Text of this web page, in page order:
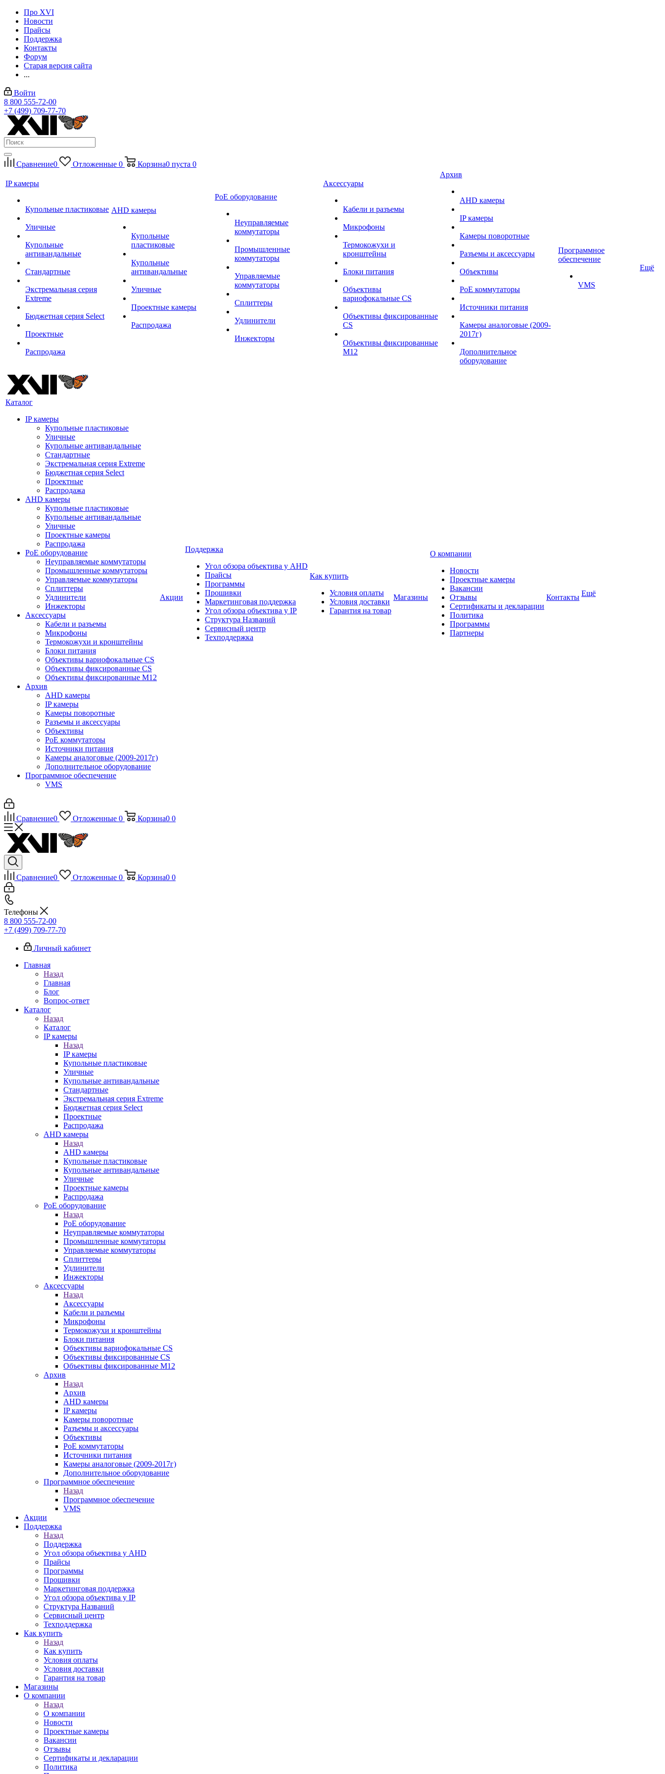
Про XVI
Новости
Прайсы
Поддержка
Контакты
Форум
Старая версия сайта
...
Войти
8 800 555-72-00
+7 (499) 709-77-70
Сравнение0 Отложенные 0 Корзина0 пуста 0
IP камеры
Купольные пластиковые
Уличные
Купольные
антивандальные
Стандартные
Экстремальная серия
Extreme
Бюджетная серия Select
Проектные
Распродажа
AHD камеры
Купольные
пластиковые
Купольные
антивандальные
Уличные
Проектные камеры
Распродажа
PoE оборудование
Неуправляемые
коммутаторы
Промышленные
коммутаторы
Управляемые
коммутаторы
Сплиттеры
Удлинители
Инжекторы
Аксессуары
Кабели и разъемы
Микрофоны
Термокожухи и
кронштейны
Блоки питания
Объективы
вариофокальные CS
Объективы фиксированные
CS
Объективы фиксированные
М12
Архив
AHD камеры
IP камеры
Камеры поворотные
Разъемы и аксессуары
Объективы
PoE коммутаторы
Источники питания
Камеры аналоговые (2009-
2017г)
Дополнительное
оборудование
Программное
обеспечение
VMS
Ещё
Каталог
IP камеры
Купольные пластиковые
Уличные
Купольные антивандальные
Стандартные
Экстремальная серия Extreme
Бюджетная серия Select
Проектные
Распродажа
AHD камеры
Купольные пластиковые
Купольные антивандальные
Уличные
Проектные камеры
Распродажа
PoE оборудование
Неуправляемые коммутаторы
Промышленные коммутаторы
Управляемые коммутаторы
Сплиттеры
Удлинители
Инжекторы
Аксессуары
Кабели и разъемы
Микрофоны
Термокожухи и кронштейны
Блоки питания
Объективы вариофокальные CS
Объективы фиксированные CS
Объективы фиксированные М12
Архив
AHD камеры
IP камеры
Камеры поворотные
Разъемы и аксессуары
Объективы
PoE коммутаторы
Источники питания
Камеры аналоговые (2009-2017г)
Дополнительное оборудование
Программное обеспечение
VMS
Акции
Поддержка
Угол обзора объектива у AHD
Прайсы
Программы
Прошивки
Маркетинговая поддержка
Угол обзора объектива у IP
Структура Названий
Сервисный центр
Техподдержка
Как купить
Условия оплаты
Условия доставки
Гарантия на товар
Магазины
О компании
Новости
Проектные камеры
Вакансии
Отзывы
Сертификаты и декларации
Политика
Программы
Партнеры
Контакты Ещё
Сравнение0 Отложенные 0 Корзина0 0
Сравнение0 Отложенные 0 Корзина0 0
Телефоны
8 800 555-72-00
+7 (499) 709-77-70
Личный кабинет
Главная
Назад
Главная
Блог
Вопрос-ответ
Каталог
Назад
Каталог
IP камеры
Назад
IP камеры
Купольные пластиковые
Уличные
Купольные антивандальные
Стандартные
Экстремальная серия Extreme
Бюджетная серия Select
Проектные
Распродажа
AHD камеры
Назад
AHD камеры
Купольные пластиковые
Купольные антивандальные
Уличные
Проектные камеры
Распродажа
PoE оборудование
Назад
PoE оборудование
Неуправляемые коммутаторы
Промышленные коммутаторы
Управляемые коммутаторы
Сплиттеры
Удлинители
Инжекторы
Аксессуары
Назад
Аксессуары
Кабели и разъемы
Микрофоны
Термокожухи и кронштейны
Блоки питания
Объективы вариофокальные CS
Объективы фиксированные CS
Объективы фиксированные М12
Архив
Назад
Архив
AHD камеры
IP камеры
Камеры поворотные
Разъемы и аксессуары
Объективы
PoE коммутаторы
Источники питания
Камеры аналоговые (2009-2017г)
Дополнительное оборудование
Программное обеспечение
Назад
Программное обеспечение
VMS
Акции
Поддержка
Назад
Поддержка
Угол обзора объектива у AHD
Прайсы
Программы
Прошивки
Маркетинговая поддержка
Угол обзора объектива у IP
Структура Названий
Сервисный центр
Техподдержка
Как купить
Назад
Как купить
Условия оплаты
Условия доставки
Гарантия на товар
Магазины
О компании
Назад
О компании
Новости
Проектные камеры
Вакансии
Отзывы
Сертификаты и декларации
Политика